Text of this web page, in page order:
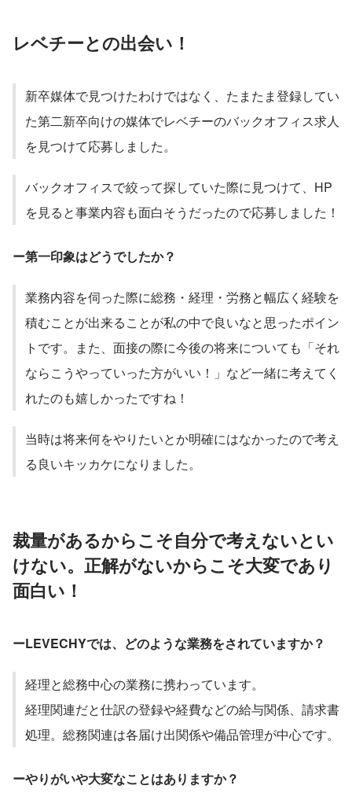
レベチーとの出会い！
新卒媒体で見つけたわけではなく、たまたま登録してい
た第二新卒向けの媒体でレベチーのバックオフィス求人
を見つけて応募しました。
バックオフィスで絞って探していた際に見つけて、HP
を見ると事業内容も面白そうだったので応募しました！
ー第一印象はどうでしたか？
業務内容を伺った際に総務・経理・労務と幅広く経験を
積むことが出来ることが私の中で良いなと思ったポイン
トです。また、面接の際に今後の将来についても「それ
ならこうやっていった方がいい！」など一緒に考えてく
れたのも嬉しかったですね！
当時は将来何をやりたいとか明確にはなかったので考え
る良いキッカケになりました。
裁量があるからこそ自分で考えないとい
けない。正解がないからこそ大変であり
面白い！
ーLEVECHYでは、どのような業務をされていますか？
経理と総務中心の業務に携わっています。
経理関連だと仕訳の登録や経費などの給与関係、請求書
処理。総務関連は各届け出関係や備品管理が中心です。
ーやりがいや大変なことはありますか？